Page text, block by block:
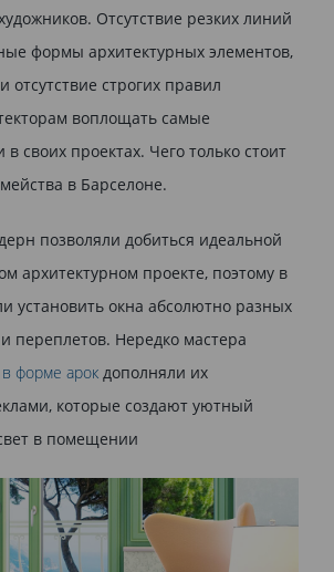
Отсутствие резких линий
формы архитектурных элементов,
отсутствие строгих правил
воплощать самые
своих проектах. Чего только стоит
в Барселоне.
позволяли добиться идеальной
архитектурном проекте, поэтому в
установить окна абсолютно разных
переплетов. Нередко мастера
в форме арок дополняли их
которые создают уютный
в помещении